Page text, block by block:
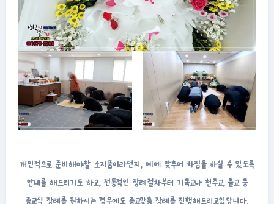
개인적으로 준비해야할 소지품이라던지, 예에 맞추어 차림을 하실 수 있도록
안내를 해드리기도 하고, 전통적인 장례절차부터 기독교나 천주교, 불교 등
종교식 장례를 원하시는 경우에도 종교맞춤 장례를 진행해드리고있답니다.